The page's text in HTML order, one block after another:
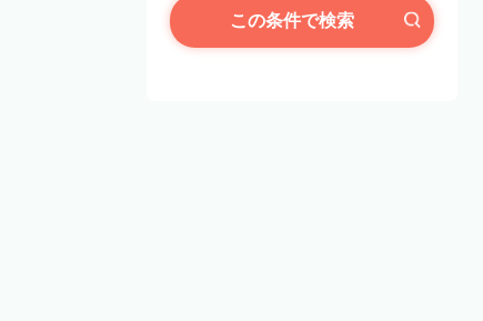
この条件で検索